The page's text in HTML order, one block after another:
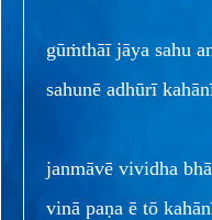
gūṁthāī jāya sahu
sahunē adhūrī
janmāvē vividha
vinā paṇa ē tō